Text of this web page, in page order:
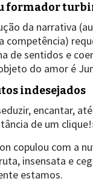
formador
da narrativa
competência)
de sentidos e
do amor é
indesejados
encantar,
de um
copulou com a
insensata e
estamos.